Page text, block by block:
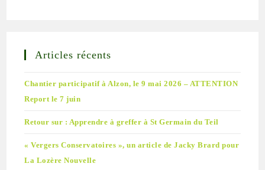
Articles récents
Chantier participatif à Alzon, le 9 mai 2026 – ATTENTION
Report le 7 juin
Retour sur : Apprendre à greffer à St Germain du Teil
« Vergers Conservatoires », un article de Jacky Brard pour
La Lozère Nouvelle